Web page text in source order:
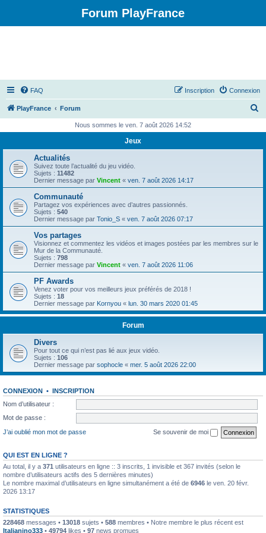
Forum PlayFrance
FAQ Connexion
Inscription
PlayFrance Forum
h
Nous sommes le ven. 7 août 2026 14:52
Jeux
Actualités
Suivez toute l’actualité du jeu vidéo.
Sujets : 11482
Dernier message par Vincent « ven. 7 août 2026 14:17
Communauté
Partagez vos expériences avec d’autres passionnés.
Sujets : 540
Dernier message par Tonio_S « ven. 7 août 2026 07:17
Vos partages
Visionnez et commentez les vidéos et images postées par les membres sur le
Mur de la Communauté.
Sujets : 798
Dernier message par Vincent « ven. 7 août 2026 11:06
PF Awards
Venez voter pour vos meilleurs jeux préférés de 2018 !
Sujets : 18
Dernier message par Kornyou « lun. 30 mars 2020 01:45
Forum
Divers
Pour tout ce qui n’est pas lié aux jeux vidéo.
Sujets : 106
Dernier message par sophocle « mer. 5 août 2026 22:00
CONNEXION • INSCRIPTION
Nom d’utilisateur :
Mot de passe :
J’ai oublié mon mot de passe
Se souvenir de moi
QUI EST EN LIGNE ?
Au total, il y a 371 utilisateurs en ligne :: 3 inscrits, 1 invisible et 367 invités (selon le
nombre d’utilisateurs actifs des 5 dernières minutes)
Le nombre maximal d’utilisateurs en ligne simultanément a été de 6946 le ven. 20 févr.
2026 13:17
STATISTIQUES
228468 messages • 13018 sujets • 588 membres • Notre membre le plus récent est
Italianino333 • 49794 likes • 97 news promues